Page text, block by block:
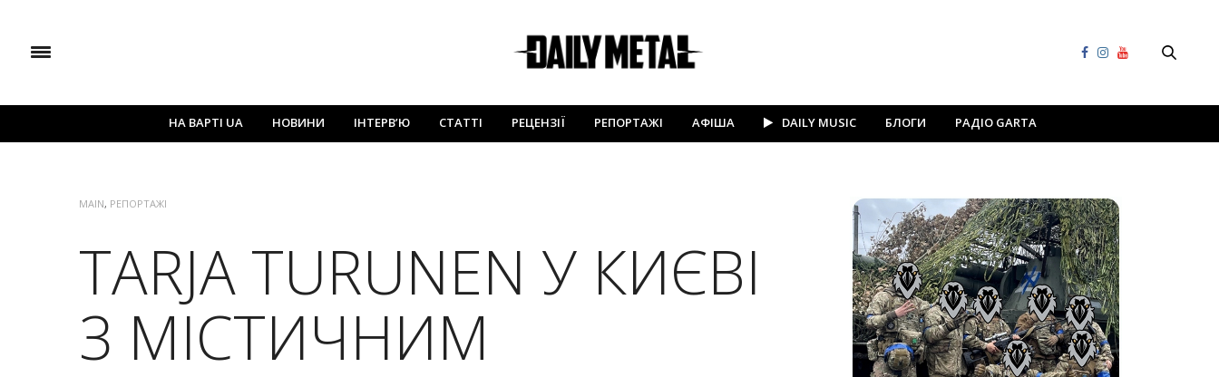
НА ВАРТІ UA НОВИНИ ІНТЕРВ’Ю СТАТТІ РЕЦЕНЗІЇ РЕПОРТАЖІ АФІША DAILY MUSIC БЛОГИ РАДІО GARTA
MAIN, РЕПОРТАЖІ
TARJA TURUNEN У КИЄВІ
З МІСТИЧНИМ